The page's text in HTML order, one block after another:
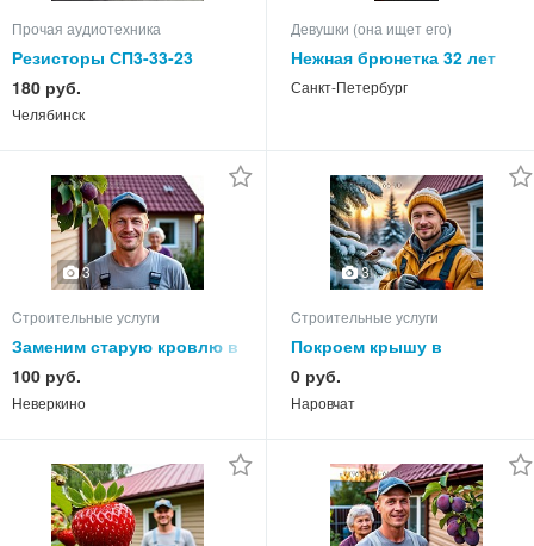
Прочая аудиотехника
Резисторы СП3-33-23
180 руб.
Челябинск
Девушки (она ищет его)
Нежная брюнетка 32 лет
ищет понимающего
Санкт-Петербург
3
Cтроительные услуги
Заменим старую кровлю в
Неверкинском районе.
Обшиваем фасады
100 руб.
Неверкино
3
Cтроительные услуги
Покроем крышу в
Наровчатском районе,
утеплим обошьем фасад
0 руб.
Наровчат